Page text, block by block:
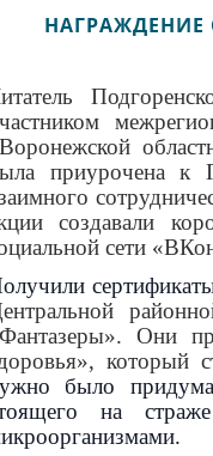
приурочена к
создавали
сети
Они
который
было
на